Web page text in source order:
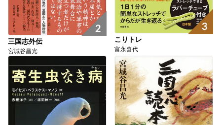
2
三国志外伝
宮城谷昌光
3
こりトレ
富永喜代